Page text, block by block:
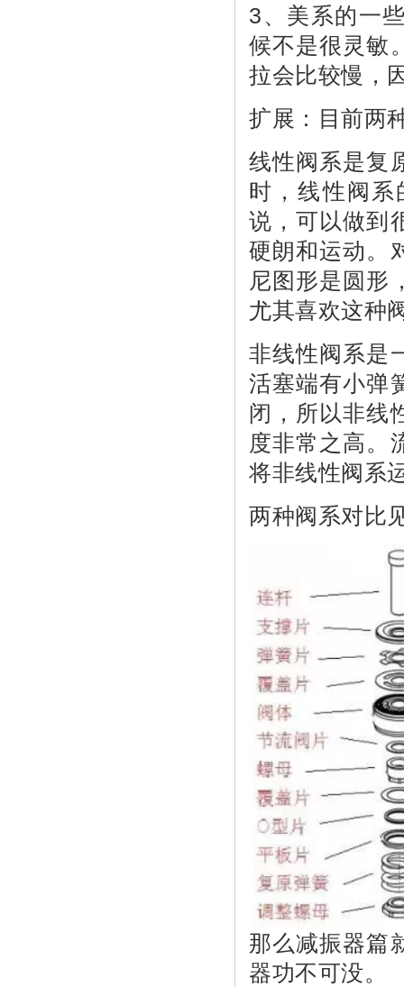
3、美系的一
候不是很灵敏
拉会比较慢，
扩展：目前两
线性阀系是复
时，线性阀系
说，可以做到
硬朗和运动。
尼图形是圆形
尤其喜欢这种
非线性阀系是
活塞端有小弹
闭，所以非线
度非常之高。
将非线性阀系
两种阀系对比
那么减振器篇
器功不可